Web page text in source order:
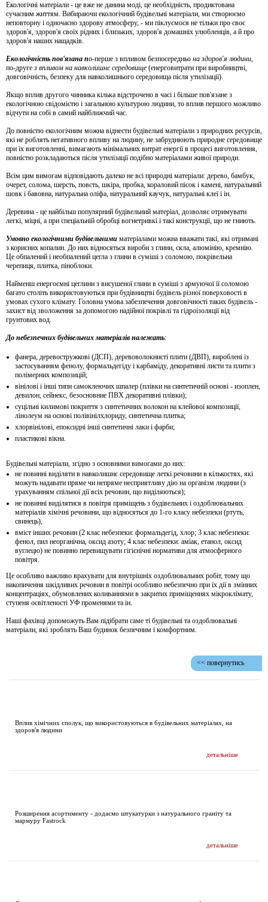
Екологічні матеріали - це вже не данина моді, це необхідність, продиктована
сучасним життям. Вибираючи екологічний будівельні матеріали, ми створюємо
неповторну і одночасно здорову атмосферу, - ми піклуємося не тільки про своє
здоров'я, здоров'я своїх рідних і близьких, здоров'я домашніх улюбленців, а й про
здоров'я наших нащадків.
Екологічність пов'язана по-перше з впливом безпосередньо на здоров'я людини,
по-друге з впливом на навколишнє середовище (енерговитрати при виробництві,
довговічність, безпеку для навколишнього середовища після утилізації).
Якщо вплив другого чинника кілька відстрочено в часі і більше пов'язане з
екологічною свідомістю і загальною культурою людини, то вплив першого можливо
відчути на собі в самий найближчий час.
До повністю екологічним можна віднести будівельні матеріали з природних ресурсів,
які не роблять негативного впливу на людину, не забруднюють природне середовище
при їх виготовленні, вимагають мінімальних витрат енергії в процесі виготовлення,
повністю розкладаються після утилізації подібно матеріалами живої природи.
Всім цим вимогам відповідають далеко не всі природні матеріали: дерево, бамбук,
очерет, солома, шерсть, повсть, шкіра, пробка, кораловий пісок і камені, натуральний
шовк і бавовна, натуральна оліфа, натуральний каучук, натуральні клеї і ін.
Деревина - це найбільш популярний будівельний матеріал, дозволяє отримувати
легкі, міцні, а при спеціальній обробці вогнетривкі і такі конструкції, що не гниють.
Умовно екологічними будівельними матеріалами можна вважати такі, які отримані
з корисних копалин. До них відносяться вироби з глини, скла, алюмінію, кремнію.
Це обпалений і необпалений цегла з глини в суміші з соломою, покрівельна
черепиця, плитка, піноблоки.
Найменш енергоємні цеглини з висушеної глини в суміші з армуючої її соломою
багато століть використовуються при будівництві будівель різної поверховості в
умовах сухого клімату. Головна умова забезпечення довговічності таких будівель -
захист від зволоження за допомогою надійної покрівлі та гідроізоляції від
грунтових вод.
До небезпечних будівельних матеріалів належать:
фанера, деревостружкові (ДСП), деревоволокнисті плити (ДВП), вироблені із
застосуванням фенолу, формальдегіду і карбаміду, декоративні листи та плити з
полімерних композицій;
вінілові і інші типи самоклеючих шпалер (плівки на синтетичній основі - изоплен,
девилон, сейнекс, безосновние ПВХ декоративні плівки);
суцільні килимові покриття з синтетичних волокон на клейової композиції,
лінолеум на основі полівінілхлориду, синтетична плитка;
хлорвінілові, епоксидні інші синтетичні лаки і фарби;
пластикові вікна.
Будівельні матеріали, згідно з основними вимогами до них:
не повинні виділяти в навколишнє середовище леткі речовини в кількостях, які
можуть надавати пряме чи непряме несприятливу дію на організм людини (з
урахуванням спільної дії всіх речовин, що виділяються);
не повинні виділятися в повітря приміщень з будівельних і оздоблювальних
матеріалів хімічні речовини, що відносяться до 1-го класу небезпеки (ртуть,
свинець),
вміст інших речовин (2 клас небезпеки: формальдегід, хлор; 3 клас небезпеки:
фенол, пил неорганічна, оксид азоту; 4 клас небезпеки: аміак, етанол, оксид
вуглецю) не повинно перевищувати гігієнічні нормативи для атмосферного
повітря.
Це особливо важливо врахувати для внутрішніх оздоблювальних робіт, тому що
накопичення шкідливих речовин в повітрі особливо небезпечно при їх дії в змінних
концентраціях, обумовлених коливаннями в закритих приміщеннях мікроклімату,
ступеня освітленості УФ променями та ін.
Наші фахівці допоможуть Вам підібрати саме ті будівельні та оздоблювальні
матеріали, які зроблять Ваш будинок безпечним і комфортним.
<< повернутись
Вплив хімічних сполук, що використовуються в будівельних матеріалах, на
здоров'я людини
детальніше
Розширення асортименту - додаємо штукатурки з натурального граніту та
мармуру Fastrock
детальніше